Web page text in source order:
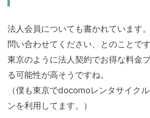
法人会員についても書かれています。
問い合わせてください、とのことです
東京のように法人契約でお得な料金
る可能性が高そうですね。
（僕も東京でdocomoレンタサイク
ンを利用してます。）